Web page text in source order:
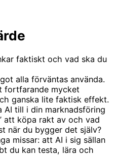
faktiskt och vad ska du
alla förväntas använda.
fortfarande mycket
ganska lite faktisk effekt.
AI till i din marknadsföring
att köpa rakt av och vad
när du bygger det själv?
missar: att AI i sig sällan
du kan testa, lära och